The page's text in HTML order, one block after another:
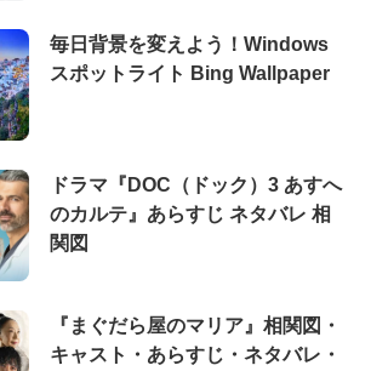
毎日背景を変えよう！Windows
スポットライト Bing Wallpaper
ドラマ『DOC（ドック）3 あすへ
のカルテ』あらすじ ネタバレ 相
関図
『まぐだら屋のマリア』相関図・
キャスト・あらすじ・ネタバレ・